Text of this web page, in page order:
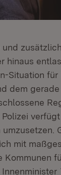
Fenster)
und
hinaus
Situation für
dem gerade
mit
Kommunen